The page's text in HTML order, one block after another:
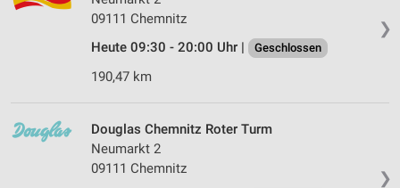
❯
09111 Chemnitz
Heute 09:30 - 20:00 Uhr |
Geschlossen
190,47 km
❯
Douglas Chemnitz Roter Turm
Neumarkt 2
09111 Chemnitz